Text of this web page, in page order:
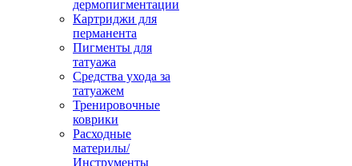
дермопигментации
Картриджи для
перманента
Пигменты для
татуажа
Средства ухода за
татуажем
Тренировочные
коврики
Расходные
материлы/
Инструменты